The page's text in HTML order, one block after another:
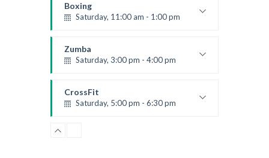
Boxing
Saturday, 11:00 am - 1:00 pm
Robert Bandana
Zumba
Saturday, 3:00 pm - 4:00 pm
Emma Brown
CrossFit
Saturday, 5:00 pm - 6:30 pm